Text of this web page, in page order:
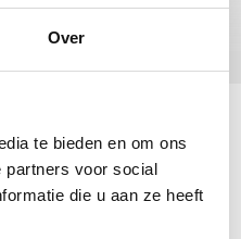
Over
te bieden en om ons
partners voor social
die u aan ze heeft